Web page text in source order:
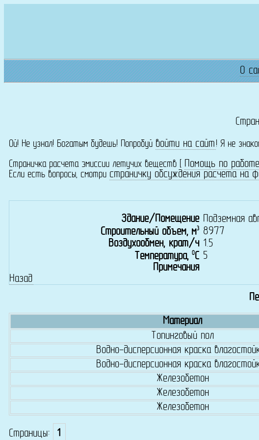
О
Ой! Не узнал! Богатым будешь! Попробуй войти на сайт ! Я не
Страничка расчета эмиссии летучих веществ [ Помощь по
Если есть вопросы, смотри страничку обсуждения расчета на
Здание/Помещение Подземная
Строительный объем, м3
8977
Воздухообмен, крат/ч 1.5
Температура, 0C 5
Примечания
Назад
Материал
Топинговый пол
Водно-дисперсионная краска
Водно-дисперсионная краска
Железобетон
Железобетон
Железобетон
Страницы: 1